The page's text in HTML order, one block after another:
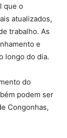
que o
atualizados,
trabalho. As
e
longo do dia.
do
podem ser
Congonhas,